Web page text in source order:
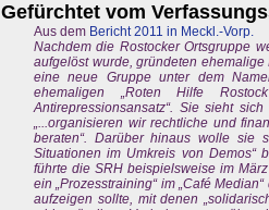
Gefürchtet vom
Aus dem Bericht 2011 in Meckl.-Vorp.
Nachdem die Rostocker Ortsgruppe
aufgelöst wurde, gründeten ehemalige
eine neue Gruppe unter dem
ehemaligen „Roten Hilfe
Antirepressionsansatz“. Sie sieht
„...organisieren wir rechtliche und
beraten“. Darüber hinaus wolle sie
Situationen im Umkreis von Demos“
führte die SRH beispielsweise im
ein „Prozesstraining“ im „Café
aufzeigen sollte, mit denen